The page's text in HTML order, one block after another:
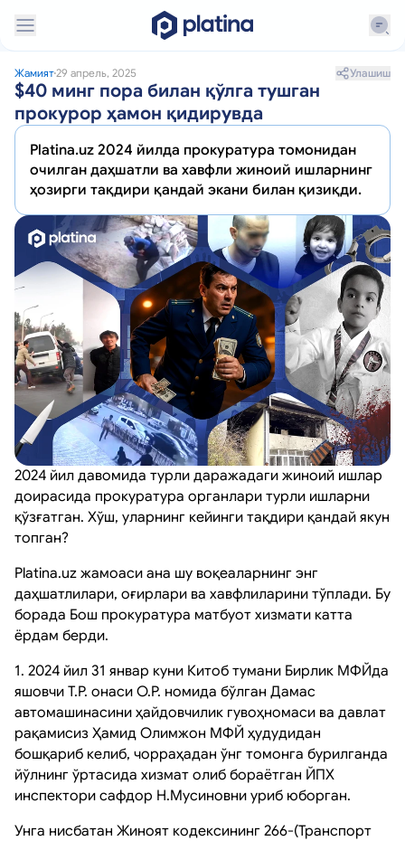
Жамият29 апрель, 2025 Улашиш
$40 минг пора билан қўлга тушган
прокурор ҳамон қидирувда
Platina.uz 2024 йилда прокуратура томонидан
очилган даҳшатли ва хавфли жиноий ишларнинг
ҳозирги тақдири қандай экани билан қизиқди.
2024 йил давомида турли даражадаги жиноий ишлар
доирасида прокуратура органлари турли ишларни
қўзғатган. Хўш, уларнинг кейинги тақдири қандай якун
топган?
Platina.uz жамоаси ана шу воқеаларнинг энг
даҳшатлилари, оғирлари ва хавфлиларини тўплади. Бу
борада Бош прокуратура матбуот хизмати катта
ёрдам берди.
1. 2024 йил 31 январ куни Китоб тумани Бирлик МФЙда
яшовчи Т.Р. онаси О.Р. номида бўлган Дамас
автомашинасини ҳайдовчилик гувоҳномаси ва давлат
рақамисиз Ҳамид Олимжон МФЙ ҳудудидан
бошқариб келиб, чорраҳадан ўнг томонга бурилганда
йўлнинг ўртасида хизмат олиб бораётган ЙПХ
инспектори сафдор Н.Мусиновни уриб юборган.
Унга нисбатан Жиноят кодексининг 266-(Транспорт